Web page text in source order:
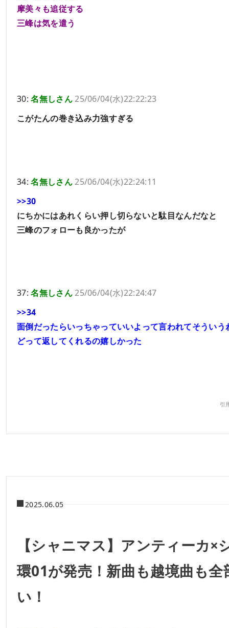
摩美々も追従する
三峰は気を遣う
30:名無しさん25/06/04(水)22:22:23
こがたんの巻き込み力強すぎる
34:名無しさん25/06/04(水)22:24:11
>>30
にちかにはあれくらい押し切らないと駄目なんだなと
三峰のフォローも良かったが
37:名無しさん25/06/04(水)22:24:47
>>34
面倒だったらいっちゃっていいよって言われてそうい
どって返してくれるの嬉しかった
引
2025.06.05
【シャニマス】アンティーカ×
環01が発売！新曲も越境曲も
い！